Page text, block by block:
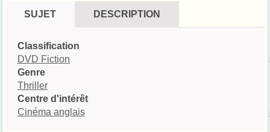
SUJET DESCRIPTION
Classification
DVD Fiction
Genre
Thriller
Centre d'intérêt
Cinéma anglais